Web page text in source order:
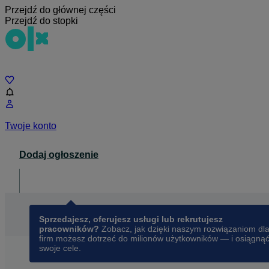
Przejdź do głównej części
Przejdź do stopki
Twoje konto
Dodaj ogłoszenie
Sprzedajesz, oferujesz usługi lub rekrutujesz
pracowników? Zobacz, jak dzięki naszym rozwiązaniom dla
firm możesz dotrzeć do milionów użytkowników — i osiągnąć
swoje cele.